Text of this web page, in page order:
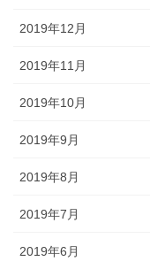
2019年12月
2019年11月
2019年10月
2019年9月
2019年8月
2019年7月
2019年6月